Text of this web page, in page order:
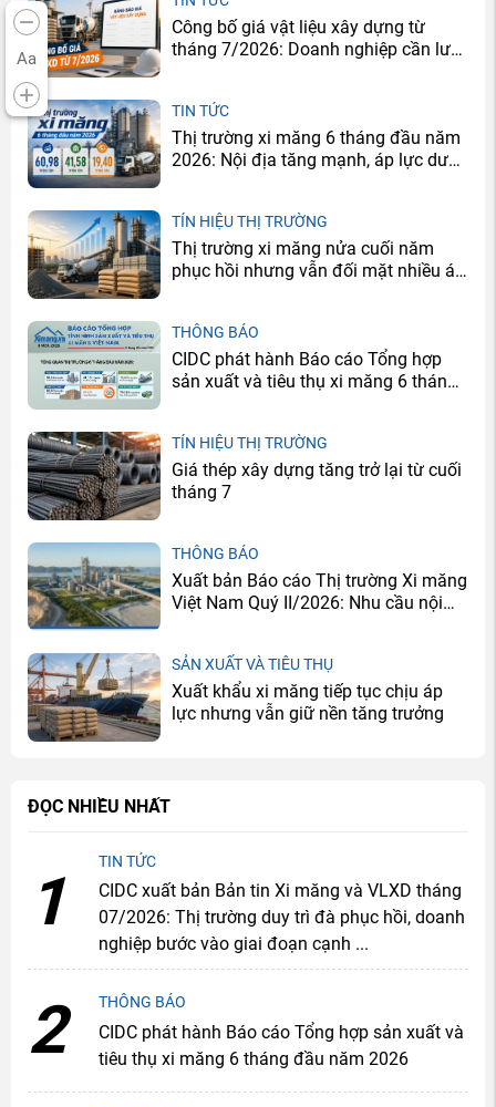
Aa
Công bố giá vật liệu xây dựng từ
tháng 7/2026: Doanh nghiệp cần lưu
TIN TỨC
Thị trường xi măng 6 tháng đầu năm
2026: Nội địa tăng mạnh, áp lực dư
TÍN HIỆU THỊ TRƯỜNG
Thị trường xi măng nửa cuối năm
phục hồi nhưng vẫn đối mặt nhiều áp
THÔNG BÁO
CIDC phát hành Báo cáo Tổng hợp
sản xuất và tiêu thụ xi măng 6 tháng
TÍN HIỆU THỊ TRƯỜNG
Giá thép xây dựng tăng trở lại từ cuối
tháng 7
THÔNG BÁO
Xuất bản Báo cáo Thị trường Xi măng
Việt Nam Quý II/2026: Nhu cầu nội
SẢN XUẤT VÀ TIÊU THỤ
Xuất khẩu xi măng tiếp tục chịu áp
lực nhưng vẫn giữ nền tăng trưởng
ĐỌC NHIỀU NHẤT
1
TIN TỨC
CIDC xuất bản Bản tin Xi măng và VLXD tháng
07/2026: Thị trường duy trì đà phục hồi, doanh
nghiệp bước vào giai đoạn cạnh ...
2 THÔNG BÁO
CIDC phát hành Báo cáo Tổng hợp sản xuất và
tiêu thụ xi măng 6 tháng đầu năm 2026